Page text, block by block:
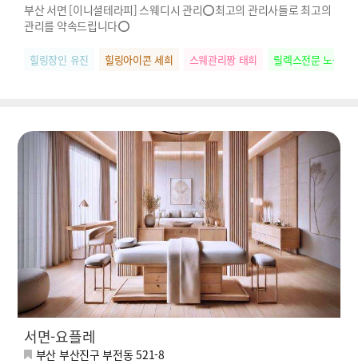
부산 서면 [이니셜테라피] 스웨디시 관리⭕최고의 관리사들로 최고의
관리를 약속드립니다⭕
힐링장인 유진 힐링아이콘 세희 스웨관리짱 태희 릴렉스전문 노을
서면-요플레
부산 부산진구 부전동 521-8